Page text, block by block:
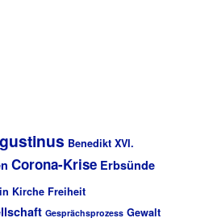
Benedikt XVI.
Corona-Krise Erbsünde
Kirche Freiheit
Gesprächsprozess Gewalt